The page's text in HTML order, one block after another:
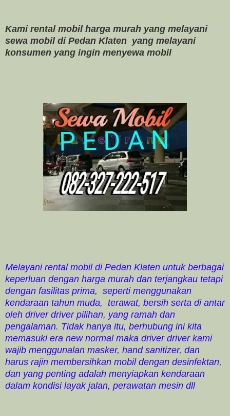
Kami rental mobil harga murah yang melayani
sewa mobil di Pedan Klaten yang melayani
konsumen yang ingin menyewa mobil
Melayani rental mobil di Pedan Klaten untuk berbagai
keperluan dengan harga murah dan terjangkau tetapi
dengan fasilitas prima, seperti menggunakan
kendaraan tahun muda, terawat, bersih serta di antar
oleh driver driver pilihan, yang ramah dan
pengalaman. Tidak hanya itu, berhubung ini kita
memasuki era new normal maka driver driver kami
wajib menggunalan masker, hand sanitizer, dan
harus rajin membersihkan mobil dengan desinfektan,
dan yang penting adalah menyiapkan kendaraan
dalam kondisi layak jalan, perawatan mesin dll